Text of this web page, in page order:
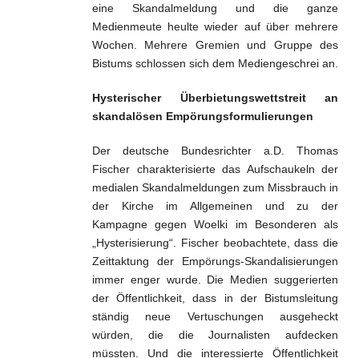
eine Skandalmeldung und die ganze
Medienmeute heulte wieder auf über mehrere
Wochen. Mehrere Gremien und Gruppe des
Bistums schlossen sich dem Mediengeschrei an.
Hysterischer Überbietungswettstreit an
skandalösen Empörungsformulierungen
Der deutsche Bundesrichter a.D. Thomas
Fischer charakterisierte das Aufschaukeln der
medialen Skandalmeldungen zum Missbrauch in
der Kirche im Allgemeinen und zu der
Kampagne gegen Woelki im Besonderen als
„Hysterisierung“. Fischer beobachtete, dass die
Zeittaktung der Empörungs-Skandalisierungen
immer enger wurde. Die Medien suggerierten
der Öffentlichkeit, dass in der Bistumsleitung
ständig neue Vertuschungen ausgeheckt
würden, die die Journalisten aufdecken
müssten. Und die interessierte Öffentlichkeit